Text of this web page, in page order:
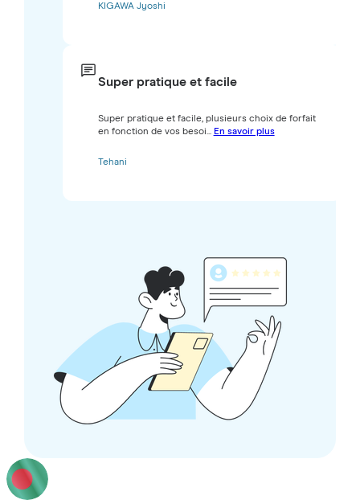
KIGAWA Jyoshi
Super pratique et facile
Super pratique et facile, plusieurs choix de forfait
en fonction de vos besoi... En savoir plus
Tehani